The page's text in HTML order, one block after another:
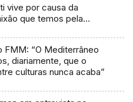
vive por causa da
que temos pela
FMM: “O Mediterrâneo
diariamente, que o
culturas nunca acaba”